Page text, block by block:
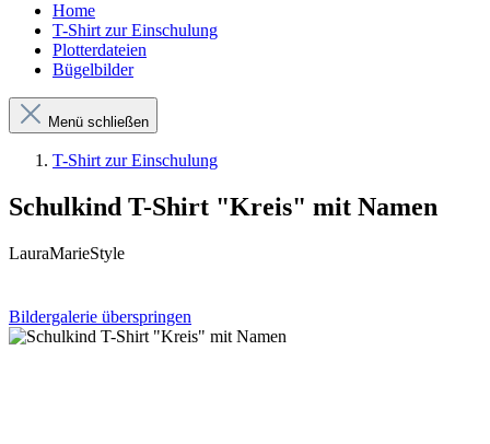
Home
T-Shirt zur Einschulung
Plotterdateien
Bügelbilder
Menü schließen
T-Shirt zur Einschulung
Schulkind T-Shirt "Kreis" mit Namen
LauraMarieStyle
Bildergalerie überspringen